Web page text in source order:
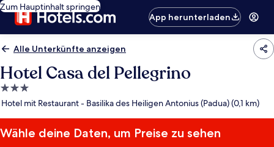
Zum Hauptinhalt springen
App herunterladen
Alle Unterkünfte anzeigen
Hotel Casa del Pellegrino
3.0-
Sterne-
Hotel mit Restaurant - Basilika des Heiligen Antonius (Padua) (0,1 km)
Wähle deine Daten, um Preise zu sehen